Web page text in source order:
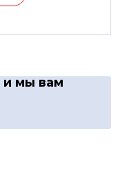
и мы вам